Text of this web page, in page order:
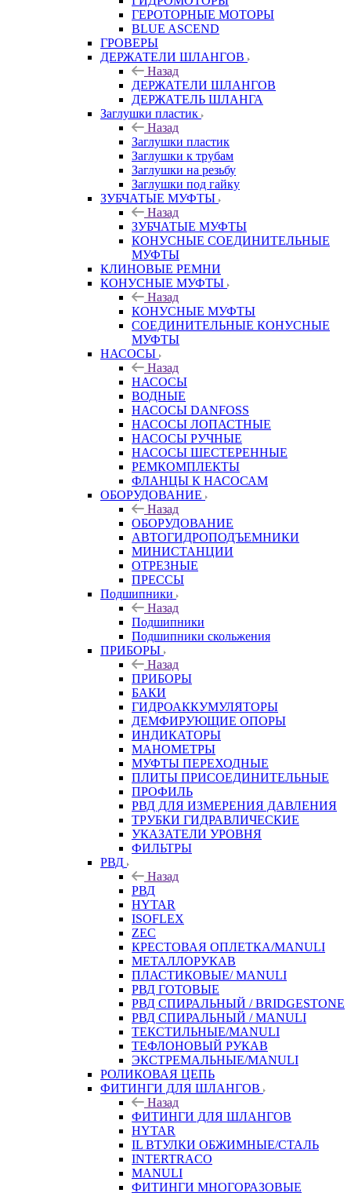
ГЕРОТОРНЫЕ МОТОРЫ
BLUE ASCEND
ГРОВЕРЫ
ДЕРЖАТЕЛИ ШЛАНГОВ
Назад
ДЕРЖАТЕЛИ ШЛАНГОВ
ДЕРЖАТЕЛЬ ШЛАНГА
Заглушки пластик
Назад
Заглушки пластик
Заглушки к трубам
Заглушки на резьбу
Заглушки под гайку
ЗУБЧАТЫЕ МУФТЫ
Назад
ЗУБЧАТЫЕ МУФТЫ
КОНУСНЫЕ СОЕДИНИТЕЛЬНЫЕ
МУФТЫ
КЛИНОВЫЕ РЕМНИ
КОНУСНЫЕ МУФТЫ
Назад
КОНУСНЫЕ МУФТЫ
СОЕДИНИТЕЛЬНЫЕ КОНУСНЫЕ
МУФТЫ
НАСОСЫ
Назад
НАСОСЫ
ВОДНЫЕ
НАСОСЫ DANFOSS
НАСОСЫ ЛОПАСТНЫЕ
НАСОСЫ РУЧНЫЕ
НАСОСЫ ШЕСТЕРЕННЫЕ
РЕМКОМПЛЕКТЫ
ФЛАНЦЫ К НАСОСАМ
ОБОРУДОВАНИЕ
Назад
ОБОРУДОВАНИЕ
АВТОГИДРОПОДЪЕМНИКИ
МИНИСТАНЦИИ
ОТРЕЗНЫЕ
ПРЕССЫ
Подшипники
Назад
Подшипники
Подшипники скольжения
ПРИБОРЫ
Назад
ПРИБОРЫ
БАКИ
ГИДРОАККУМУЛЯТОРЫ
ДЕМФИРУЮЩИЕ ОПОРЫ
ИНДИКАТОРЫ
МАНОМЕТРЫ
МУФТЫ ПЕРЕХОДНЫЕ
ПЛИТЫ ПРИСОЕДИНИТЕЛЬНЫЕ
ПРОФИЛЬ
РВД ДЛЯ ИЗМЕРЕНИЯ ДАВЛЕНИЯ
ТРУБКИ ГИДРАВЛИЧЕСКИЕ
УКАЗАТЕЛИ УРОВНЯ
ФИЛЬТРЫ
РВД
Назад
РВД
HYTAR
ISOFLEX
ZEC
КРЕСТОВАЯ ОПЛЕТКА/MANULI
МЕТАЛЛОРУКАВ
ПЛАСТИКОВЫЕ/ MANULI
РВД ГОТОВЫЕ
РВД СПИРАЛЬНЫЙ / BRIDGESTONE
РВД СПИРАЛЬНЫЙ / MANULI
ТЕКСТИЛЬНЫЕ/MANULI
ТЕФЛОНОВЫЙ РУКАВ
ЭКСТРЕМАЛЬНЫЕ/MANULI
РОЛИКОВАЯ ЦЕПЬ
ФИТИНГИ ДЛЯ ШЛАНГОВ
Назад
ФИТИНГИ ДЛЯ ШЛАНГОВ
HYTAR
IL ВТУЛКИ ОБЖИМНЫЕ/СТАЛЬ
INTERTRACO
MANULI
ФИТИНГИ МНОГОРАЗОВЫЕ